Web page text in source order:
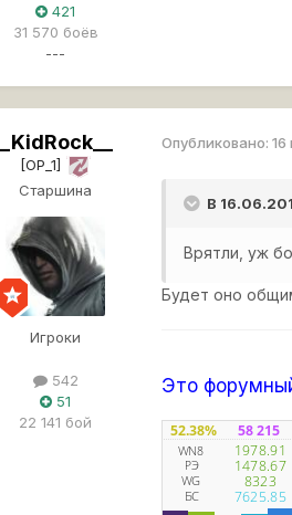
421
31 570 боёв
---
__KidRock__
[OP_1]
Старшина
Игроки
542
51
22 141 бой
Опубликовано:16
В
Врятли, уж
Будет оно
Это